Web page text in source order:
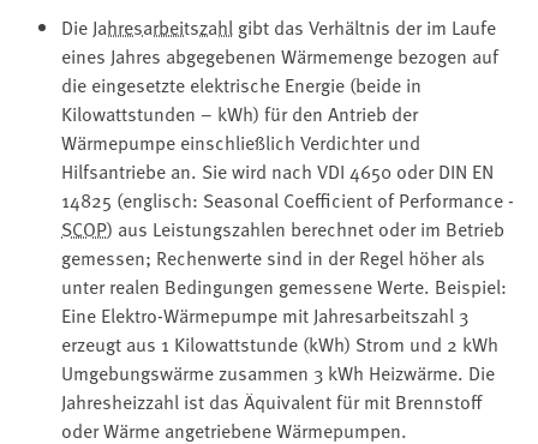
Die Jahresarbeitszahl gibt das Verhältnis der im Laufe
eines Jahres abgegebenen Wärmemenge bezogen auf
die eingesetzte elektrische Energie (beide in
Kilowattstunden – kWh) für den Antrieb der
Wärmepumpe einschließlich Verdichter und
Hilfsantriebe an. Sie wird nach VDI 4650 oder DIN EN
14825 (englisch: Seasonal Coefficient of Performance -
SCOP) aus Leistungszahlen berechnet oder im Betrieb
gemessen; Rechenwerte sind in der Regel höher als
unter realen Bedingungen gemessene Werte. Beispiel:
Eine Elektro-Wärmepumpe mit Jahresarbeitszahl 3
erzeugt aus 1 Kilowattstunde (kWh) Strom und 2 kWh
Umgebungswärme zusammen 3 kWh Heizwärme. Die
Jahresheizzahl ist das Äquivalent für mit Brennstoff
oder Wärme angetriebene Wärmepumpen.